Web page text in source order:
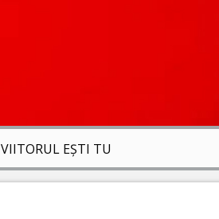
VIITORUL EȘTI TU